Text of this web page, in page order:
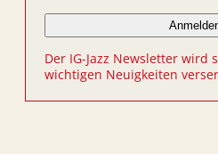
Der IG-Jazz Newsletter wird
wichtigen Neuigkeiten